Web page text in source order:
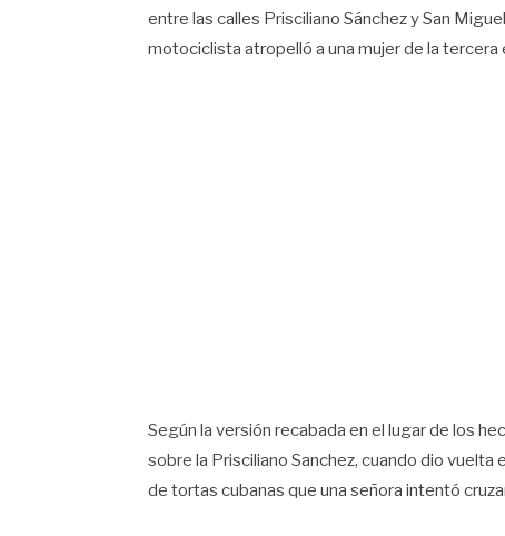
entre las calles Prisciliano Sánchez y San
motociclista atropelló a una mujer de la tercera
Según la versión recabada en el lugar de los
sobre la Prisciliano Sanchez, cuando dio vuelta
de tortas cubanas que una señora intentó